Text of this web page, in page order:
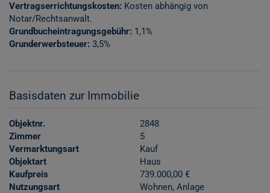
Vertragserrichtungskosten: Kosten abhängig von
Notar/Rechtsanwalt.
Grundbucheintragungsgebühr: 1,1%
Grunderwerbsteuer: 3,5%
Basisdaten zur Immobilie
Objektnr.
2848
Zimmer
5
Vermarktungsart
Kauf
Objektart
Haus
Kaufpreis
739.000,00 €
Nutzungsart
Wohnen Anlage